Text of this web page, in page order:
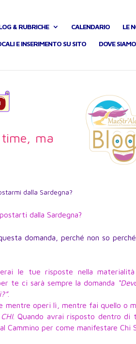
& RUBRICHE CALENDARIO LE
E INSERIMENTO SU SITO DOVE
ma
dalla Sardegna?
dalla Sardegna?
domanda, perché non so
le tue risposte nella materialità
te ci sarà sempre la domanda
.
mentre operi lì, mentre fai quello o
CHI. Quando avrai risposto dentro di
per come manifestare Chi